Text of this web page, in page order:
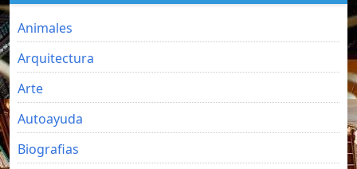
Animales
Arquitectura
Arte
Autoayuda
Biografias